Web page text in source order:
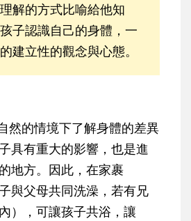
解的方式比喻給他知
子認識自己的身體，一
建立性的觀念與心態。
的情境下了解身體的差異
有重大的影響，也是進
地方。因此，在家裹
母共同洗澡，若有兄
），可讓孩子共浴，讓